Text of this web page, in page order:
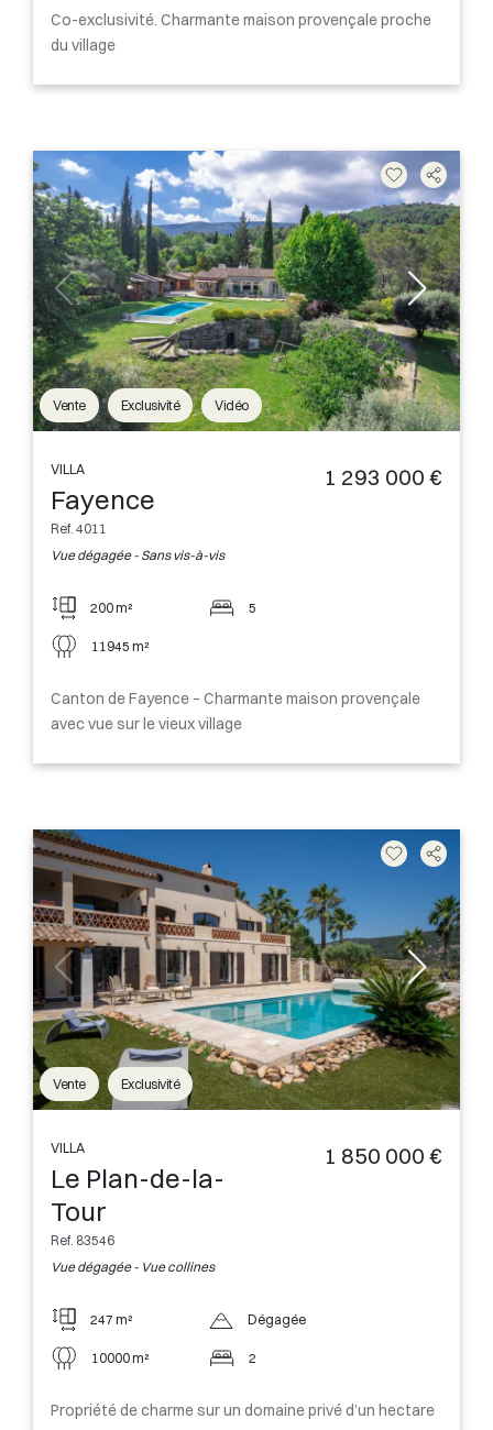
Co-exclusivité. Charmante maison provençale proche
du village
Vente Exclusivité Vidéo
VILLA
Fayence
Ref. 4011
Vue dégagée - Sans vis-à-vis
1 293 000 €
200 m²
11945 m²
5
Canton de Fayence – Charmante maison provençale
avec vue sur le vieux village
Vente Exclusivité
VILLA
Le Plan-de-la-
Tour
Ref. 83546
Vue dégagée - Vue collines
1 850 000 €
247 m²
10000 m²
Dégagée
2
Propriété de charme sur un domaine privé d’un hectare